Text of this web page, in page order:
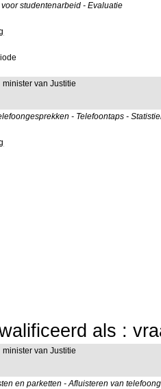
studentenarbeid - Evaluatie
minister van Justitie
- Telefoontaps -
als :
minister van Justitie
en parketten - Afluisteren van